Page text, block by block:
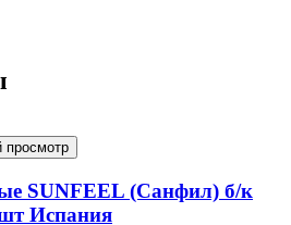
просмотр
SUNFEEL (Санфил) б/к
Испания